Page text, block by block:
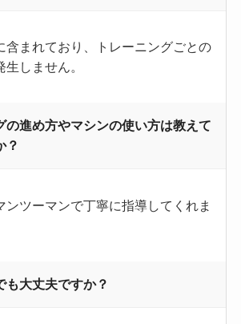
含まれており、トレーニングごとの
しません。
の進め方やマシンの使い方は教えて
？
ンツーマンで丁寧に指導してくれま
も大丈夫ですか？